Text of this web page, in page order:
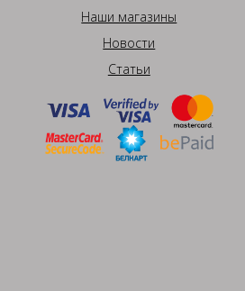
Наши магазины
Новости
Статьи